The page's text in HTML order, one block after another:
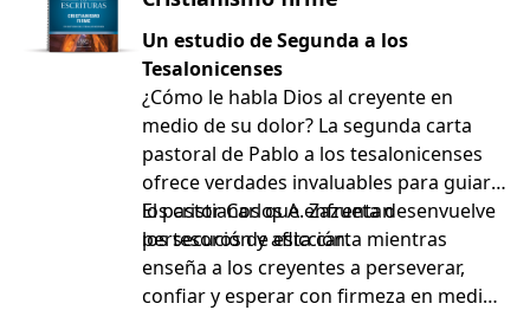
Un estudio de Segunda a los
Tesalonicenses
¿Cómo le habla Dios al creyente en
medio de su dolor? La segunda carta
pastoral de Pablo a los tesalonicenses
ofrece verdades invaluables para guiar a
los cristianos que enfrentan
persecución y aflicción.
El pastor Carlos A. Zazueta desenvuelve
los tesoros de esta carta mientras
enseña a los creyentes a perseverar,
confiar y esperar con firmeza en medio